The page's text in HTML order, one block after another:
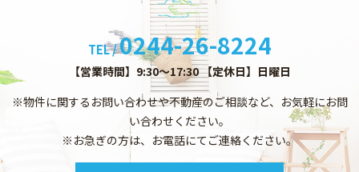
TEL /0244-26-8224
【営業時間】9:30～17:30 【定休日】日曜日
※物件に関するお問い合わせや不動産のご相談など、お気軽にお問
い合わせください。
※お急ぎの方は、お電話にてご連絡ください。